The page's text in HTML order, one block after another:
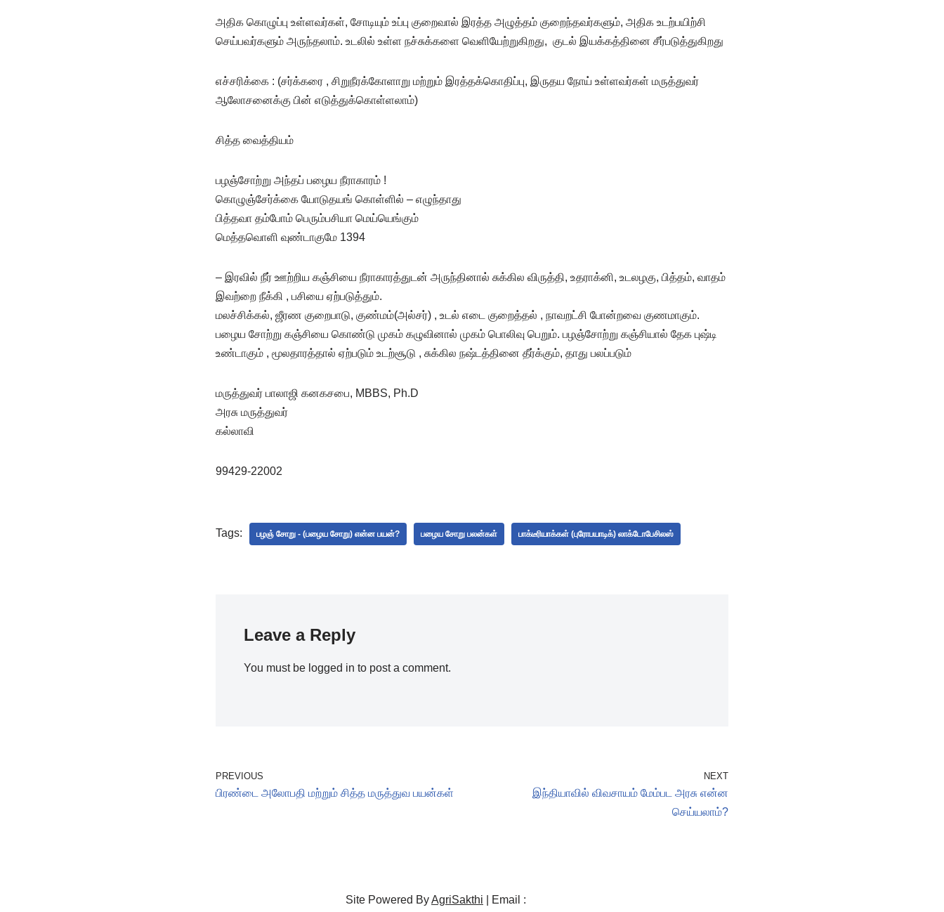
அதிக கொழுப்பு உள்ளவர்கள், சோடியும் உப்பு குறைவால் இரத்த அழுத்தம் குறைந்தவர்களும், அதிக உடற்பயிற்சி
செய்பவர்களும் அருந்தலாம். உடலில் உள்ள நச்சுக்களை வெளியேற்றுகிறது, குடல் இயக்கத்தினை சீர்படுத்துகிறது
எச்சரிக்கை : (சர்க்கரை , சிறுநீரக்கோளாறு மற்றும் இரத்தக்கொதிப்பு, இருதய நோய் உள்ளவர்கள் மருத்துவர்
ஆலோசனைக்கு பின் எடுத்துக்கொள்ளலாம்)
சித்த வைத்தியம்
பழஞ்சோற்று அந்தப் பழைய நீராகாரம் !
கொழுஞ்சேர்க்கை யோடுதயங் கொள்ளில் – எழுந்தாது
பித்தவா தம்போம் பெரும்பசியா மெய்யெங்கும்
மெத்தவொளி வுண்டாகுமே 1394
– இரவில் நீர் ஊற்றிய கஞ்சியை நீராகாரத்துடன் அருந்தினால் சுக்கில விருத்தி, உதராக்னி, உடலழகு, பித்தம், வாதம்
இவற்றை நீக்கி , பசியை ஏற்படுத்தும்.
மலச்சிக்கல், ஜீரண குறைபாடு, குண்மம்(அல்சர்) , உடல் எடை குறைத்தல் , நாவறட்சி போன்றவை குணமாகும்.
பழைய சோற்று கஞ்சியை கொண்டு முகம் கழுவினால் முகம் பொலிவு பெறும். பழஞ்சோற்று கஞ்சியால் தேக புஷ்டி
உண்டாகும் , மூலதாரத்தால் ஏற்படும் உடற்சூடு , சுக்கில நஷ்டத்தினை தீர்க்கும், தாது பலப்படும்
மருத்துவர் பாலாஜி கனகசபை, MBBS, Ph.D
அரசு மருத்துவர்
கல்லாவி
99429-22002
Tags: பழஞ் சோறு - (பழைய சோறு) என்ன பயன்? பழைய சோறு பலன்கள் பாக்டீரியாக்கள் (புரோபயாடிக்) லாக்டோபேசிலஸ்
Leave a Reply
You must be logged in to post a comment.
PREVIOUS
பிரண்டை அலோபதி மற்றும் சித்த மருத்துவ பயன்கள்
NEXT
இந்தியாவில் விவசாயம் மேம்பட அரசு என்ன
செய்யலாம்?
Site Powered ByAgriSakthi | Email :